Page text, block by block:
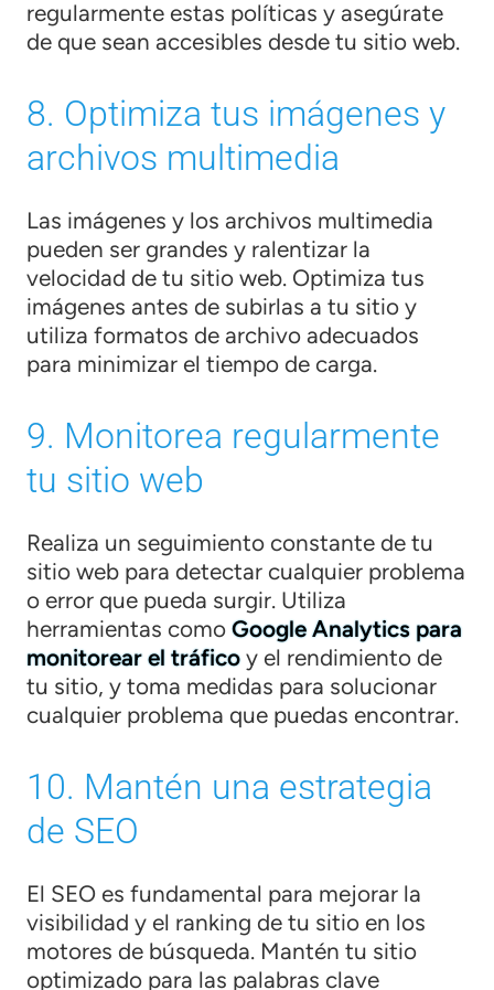
regularmente estas políticas y asegúrate
de que sean accesibles desde tu sitio web.
8. Optimiza tus imágenes y
archivos multimedia
Las imágenes y los archivos multimedia
pueden ser grandes y ralentizar la
velocidad de tu sitio web. Optimiza tus
imágenes antes de subirlas a tu sitio y
utiliza formatos de archivo adecuados
para minimizar el tiempo de carga.
9. Monitorea regularmente
tu sitio web
Realiza un seguimiento constante de tu
sitio web para detectar cualquier problema
o error que pueda surgir. Utiliza
herramientas como Google Analytics para
monitorear el tráfico y el rendimiento de
tu sitio, y toma medidas para solucionar
cualquier problema que puedas encontrar.
10. Mantén una estrategia
de SEO
El SEO es fundamental para mejorar la
visibilidad y el ranking de tu sitio en los
motores de búsqueda. Mantén tu sitio
optimizado para las palabras clave